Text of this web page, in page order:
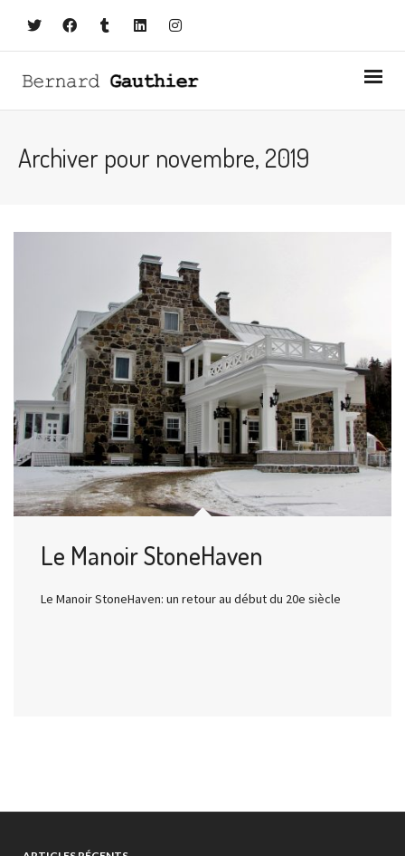
Archiver pour novembre, 2019
Le Manoir StoneHaven
Le Manoir StoneHaven: un retour au début du 20e siècle